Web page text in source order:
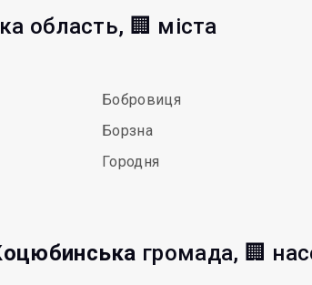
область, 🏢 міста
Бобровиця
Борзна
Городня
громада, 🏢